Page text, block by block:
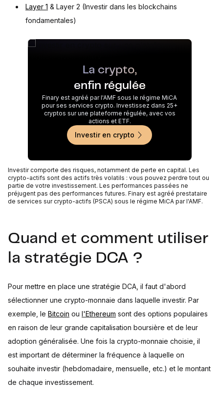
Layer 1 & Layer 2 (Investir dans les blockchains
fondamentales)
La crypto,
enfin régulée
Finary est agréé par l'AMF sous le régime MiCA
pour ses services crypto. Investissez dans 25+
cryptos sur une plateforme régulée, avec vos
actions et ETF.
Investir en crypto
Investir comporte des risques, notamment de perte en capital. Les
crypto-actifs sont des actifs très volatils : vous pouvez perdre tout ou
partie de votre investissement. Les performances passées ne
préjugent pas des performances futures. Finary est agréé prestataire
de services sur crypto-actifs (PSCA) sous le régime MiCA par l'AMF.
Quand et comment utiliser
la stratégie DCA ?
Pour mettre en place une stratégie DCA, il faut d'abord
sélectionner une crypto-monnaie dans laquelle investir. Par
exemple, le Bitcoin ou l'Ethereum sont des options populaires
en raison de leur grande capitalisation boursière et de leur
adoption généralisée. Une fois la crypto-monnaie choisie, il
est important de déterminer la fréquence à laquelle on
souhaite investir (hebdomadaire, mensuelle, etc.) et le montant
de chaque investissement.